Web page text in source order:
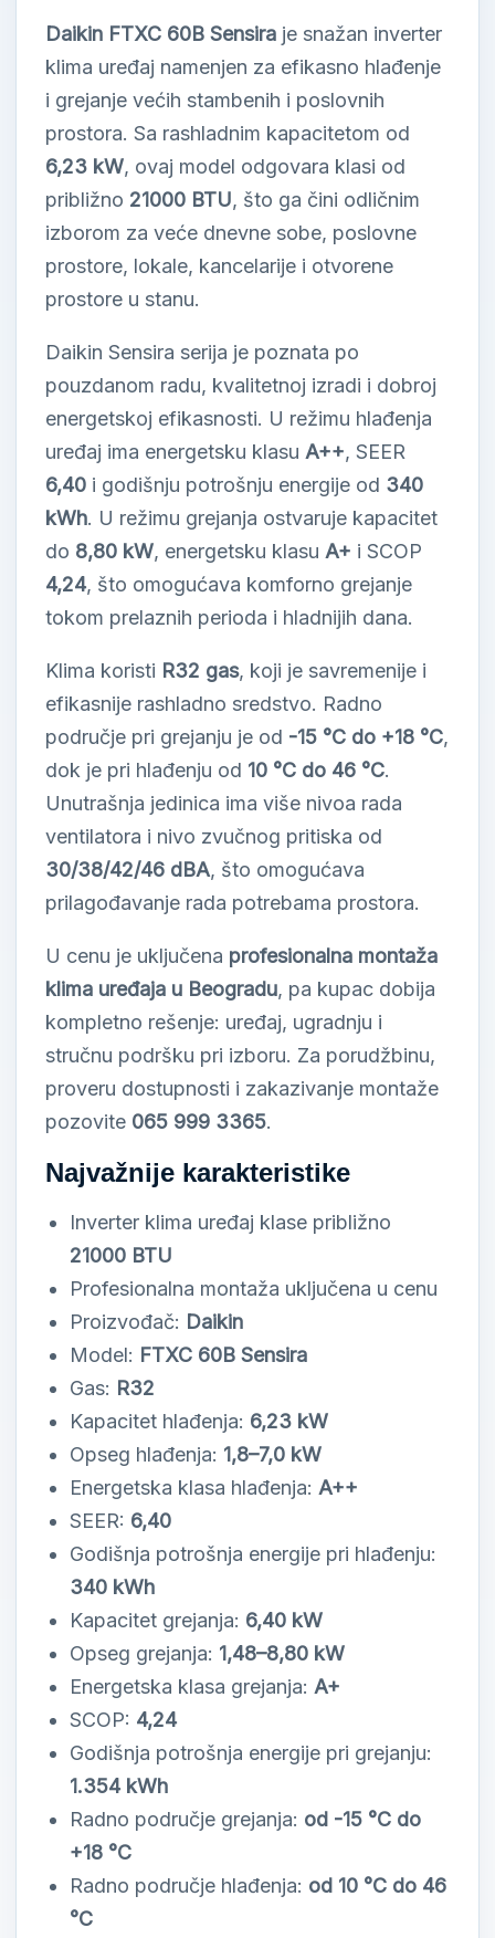
Daikin FTXC 60B Sensira je snažan inverter
klima uređaj namenjen za efikasno hlađenje
i grejanje većih stambenih i poslovnih
prostora. Sa rashladnim kapacitetom od
6,23 kW, ovaj model odgovara klasi od
približno 21000 BTU, što ga čini odličnim
izborom za veće dnevne sobe, poslovne
prostore, lokale, kancelarije i otvorene
prostore u stanu.
Daikin Sensira serija je poznata po
pouzdanom radu, kvalitetnoj izradi i dobroj
energetskoj efikasnosti. U režimu hlađenja
uređaj ima energetsku klasu A++, SEER
6,40 i godišnju potrošnju energije od 340
kWh. U režimu grejanja ostvaruje kapacitet
do 8,80 kW, energetsku klasu A+ i SCOP
4,24, što omogućava komforno grejanje
tokom prelaznih perioda i hladnijih dana.
Klima koristi R32 gas, koji je savremenije i
efikasnije rashladno sredstvo. Radno
područje pri grejanju je od -15 °C do +18 °C,
dok je pri hlađenju od 10 °C do 46 °C.
Unutrašnja jedinica ima više nivoa rada
ventilatora i nivo zvučnog pritiska od
30/38/42/46 dBA, što omogućava
prilagođavanje rada potrebama prostora.
U cenu je uključena profesionalna montaža
klima uređaja u Beogradu, pa kupac dobija
kompletno rešenje: uređaj, ugradnju i
stručnu podršku pri izboru. Za porudžbinu,
proveru dostupnosti i zakazivanje montaže
pozovite 065 999 3365.
Najvažnije karakteristike
Inverter klima uređaj klase približno
21000 BTU
Profesionalna montaža uključena u cenu
Proizvođač: Daikin
Model: FTXC 60B Sensira
Gas: R32
Kapacitet hlađenja: 6,23 kW
Opseg hlađenja: 1,8–7,0 kW
Energetska klasa hlađenja: A++
SEER: 6,40
Godišnja potrošnja energije pri hlađenju:
340 kWh
Kapacitet grejanja: 6,40 kW
Opseg grejanja: 1,48–8,80 kW
Energetska klasa grejanja: A+
SCOP: 4,24
Godišnja potrošnja energije pri grejanju:
1.354 kWh
Radno područje grejanja: od -15 °C do
+18 °C
Radno područje hlađenja: od 10 °C do 46
°C